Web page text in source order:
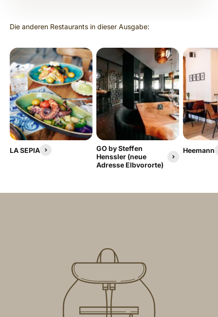
LA SEPIA
GO by Steffen
Henssler (neue
Adresse Elbvororte)
Heemann